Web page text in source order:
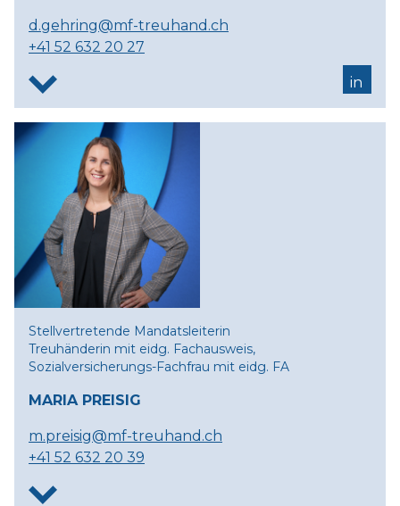
d.gehring@mf-treuhand.ch
+41 52 632 20 27
in
Stellvertretende Mandatsleiterin
Treuhänderin mit eidg. Fachausweis,
Sozialversicherungs-Fachfrau mit eidg. FA
MARIA PREISIG
m.preisig@mf-treuhand.ch
+41 52 632 20 39